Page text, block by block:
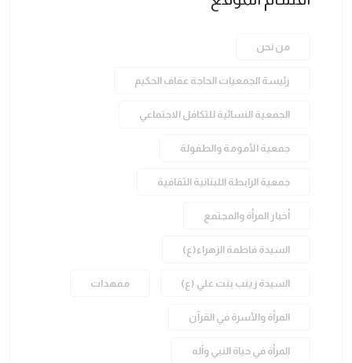
من نحن
رئيسة الجمعيات الحاجة عفاف الحكيم
الجمعية النسائية للتكافل الاجتماعي
جمعية الأمومة والطفولة
جمعية الرابطة اللبنانية الثقافية
أخبار المرأة والمجتمع
السيدة فاطمة الزهراء(ع)
السيدة زينب بنت علي (ع) ممهدات
المرأة والأسرة في القرآن
المرأة في حياة النبي وآله